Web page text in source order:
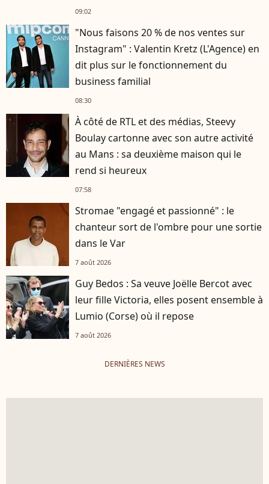
09:02
"Nous faisons 20 % de nos ventes sur
Instagram" : Valentin Kretz (L'Agence) en
dit plus sur le fonctionnement du
business familial
08:30
À côté de RTL et des médias, Steevy
Boulay cartonne avec son autre activité
au Mans : sa deuxième maison qui le
rend si heureux
07:58
Stromae "engagé et passionné" : le
chanteur sort de l'ombre pour une sortie
dans le Var
7 août 2026
Guy Bedos : Sa veuve Joëlle Bercot avec
leur fille Victoria, elles posent ensemble à
Lumio (Corse) où il repose
7 août 2026
DERNIÈRES NEWS